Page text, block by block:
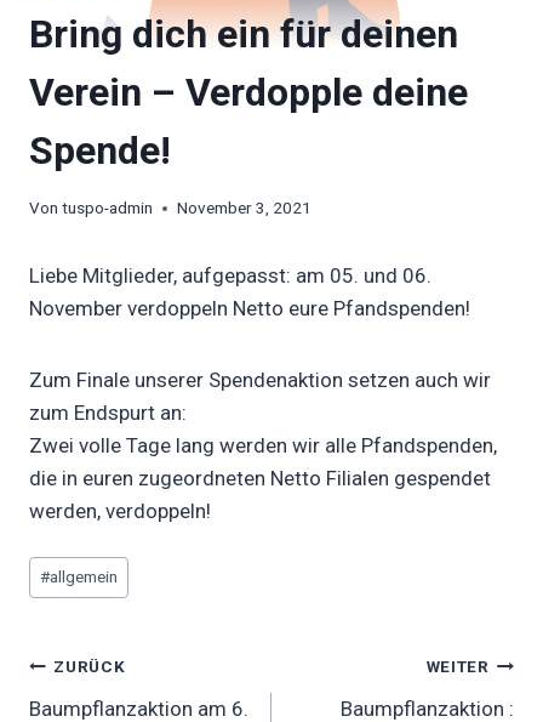
Bring dich ein für deinen
Verein – Verdopple deine
Spende!
Von tuspo-admin November 3, 2021
Liebe Mitglieder, aufgepasst: am 05. und 06.
November verdoppeln Netto eure Pfandspenden!
Zum Finale unserer Spendenaktion setzen auch wir
zum Endspurt an:
Zwei volle Tage lang werden wir alle Pfandspenden,
die in euren zugeordneten Netto Filialen gespendet
werden, verdoppeln!
Schlagworte:
#allgemein
Beitragsnavigation
ZURÜCK
Baumpflanzaktion am 6.
WEITER
Baumpflanzaktion :